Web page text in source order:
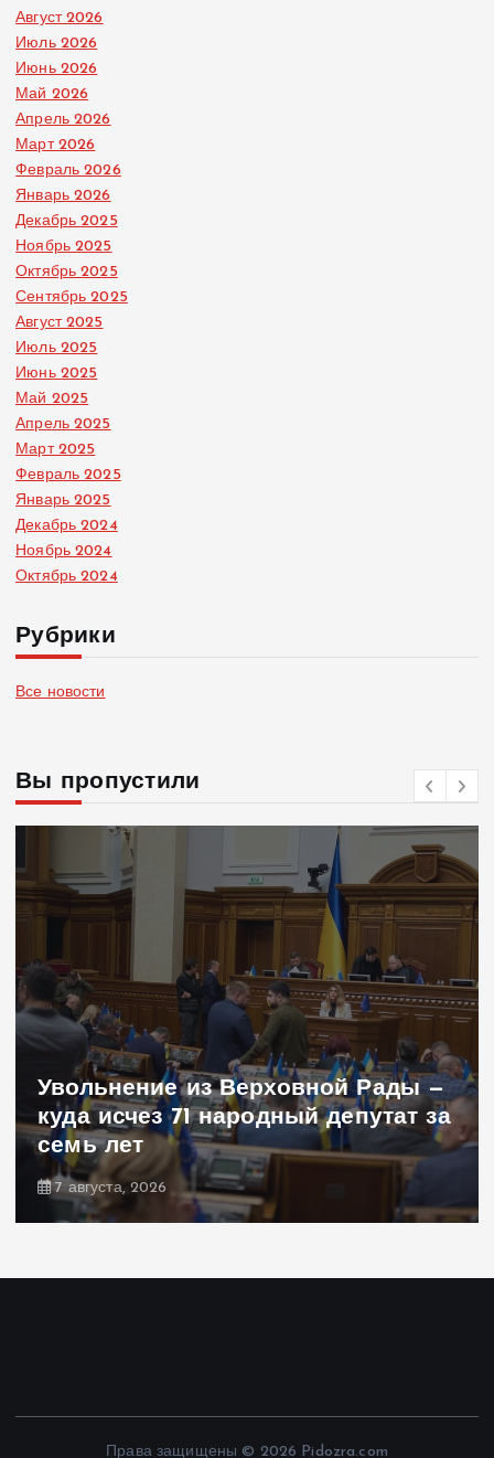
Август 2026
Июль 2026
Июнь 2026
Май 2026
Апрель 2026
Март 2026
Февраль 2026
Январь 2026
Декабрь 2025
Ноябрь 2025
Октябрь 2025
Сентябрь 2025
Август 2025
Июль 2025
Июнь 2025
Май 2025
Апрель 2025
Март 2025
Февраль 2025
Январь 2025
Декабрь 2024
Ноябрь 2024
Октябрь 2024
Рубрики
Все новости
Вы пропустили
Увольнение из Верховной Рады —
куда исчез 71 народный депутат за
семь лет
7 августа, 2026
Права защищены © 2026 Pidozra.com